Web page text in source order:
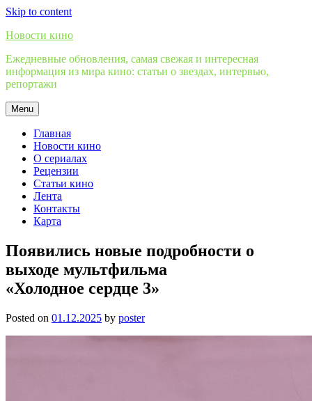
Skip to content
Новости кино
Ежедневные обновления, самая свежая и интересная
информация из мира кино: статьи о звездах, интервью,
репортажи
Menu
Главная
Новости кино
О сериалах
Рецензии
Статьи кино
Лента
Контакты
Карта
Появились новые подробности о
выходе мультфильма
«Холодное сердце 3»
Posted on 01.12.2025 by poster